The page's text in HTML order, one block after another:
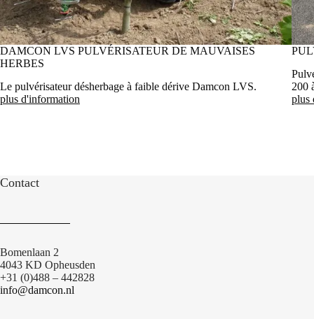
DAMCON LVS PULVÉRISATEUR DE MAUVAISES
HERBES
Le pulvérisateur désherbage à faible dérive Damcon LVS.
plus d'information
200
plus
Contact
Bomenlaan 2
4043 KD Opheusden
+31 (0)488 – 442828
info@damcon.nl